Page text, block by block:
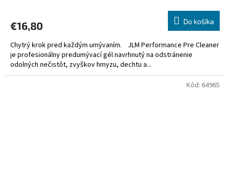
€16,80 Do košíka
Chytrý krok pred každým umývaním. JLM Performance Pre Cleaner
je profesionálny predumývací gél navrhnutý na odstránenie
odolných nečistôt, zvyškov hmyzu, dechtu a...
Kód: 64965